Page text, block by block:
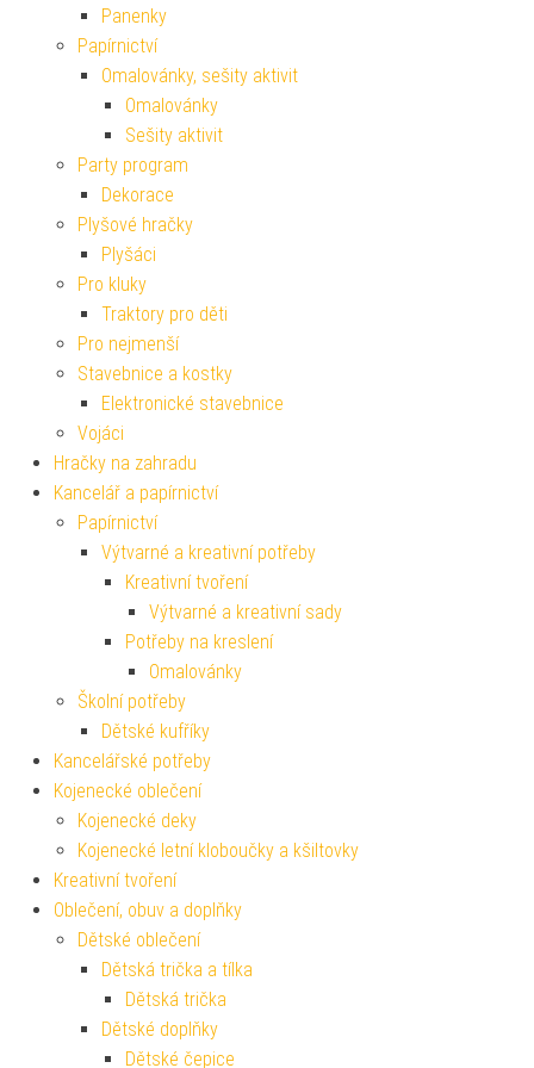
Panenky
Papírnictví
Omalovánky, sešity aktivit
Omalovánky
Sešity aktivit
Party program
Dekorace
Plyšové hračky
Plyšáci
Pro kluky
Traktory pro děti
Pro nejmenší
Stavebnice a kostky
Elektronické stavebnice
Vojáci
Hračky na zahradu
Kancelář a papírnictví
Papírnictví
Výtvarné a kreativní potřeby
Kreativní tvoření
Výtvarné a kreativní sady
Potřeby na kreslení
Omalovánky
Školní potřeby
Dětské kufříky
Kancelářské potřeby
Kojenecké oblečení
Kojenecké deky
Kojenecké letní kloboučky a kšiltovky
Kreativní tvoření
Oblečení, obuv a doplňky
Dětské oblečení
Dětská trička a tílka
Dětská trička
Dětské doplňky
Dětské čepice